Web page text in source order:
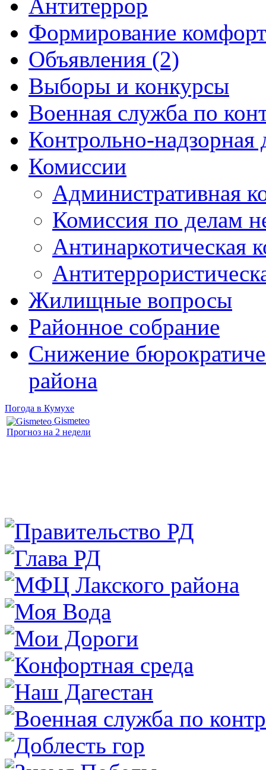
Антитеррор
Формирование
Объявления (2)
Выборы и конкурсы
Военная служба по
Контрольно-надзорная
Комиссии
Административная
Комиссия по делам
Антинаркотическая
Жилищные вопросы
Районное собрание
Снижение
района
Погода в Кумухе
Gismeteo
Прогноз на 2 недели